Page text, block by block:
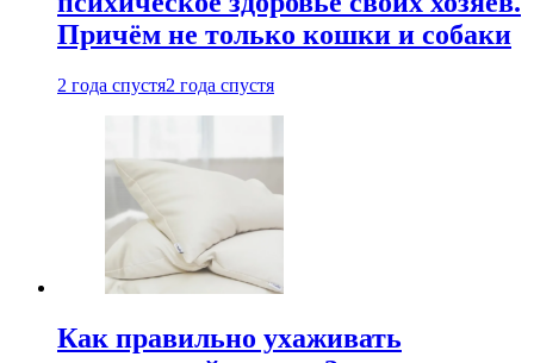
Причём не только кошки и собаки
2 года спустя2 года спустя
Как правильно ухаживать